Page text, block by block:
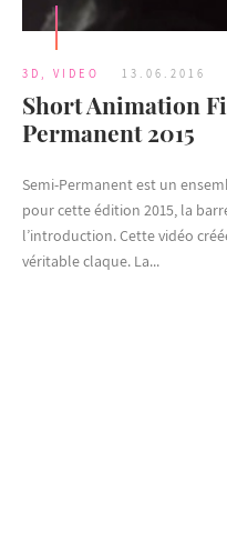
3D , VIDEO 13.06.2016
Short Animation
Permanent 2015
Semi-Permanent est un
pour cette édition 2015, la
l’introduction. Cette vidéo
véritable claque. La...